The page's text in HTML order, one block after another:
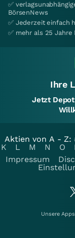
✅
BörsenNews
✅ Jederzeit einfach
✅ mehr als 25 Jahre
Ihre
Jetzt Depot
Aktien von A - Z:
K
L M N O
Impressum
Unsere